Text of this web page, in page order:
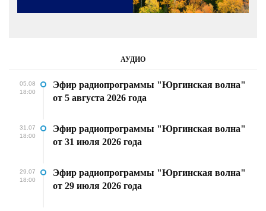
АУДИО
05.08
18:00
Эфир радиопрограммы "Юргинская волна"
от 5 августа 2026 года
31.07
18:00
Эфир радиопрограммы "Юргинская волна"
от 31 июля 2026 года
29.07
18:00
Эфир радиопрограммы "Юргинская волна"
от 29 июля 2026 года